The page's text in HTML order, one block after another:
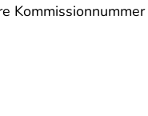
Kommissionnummer